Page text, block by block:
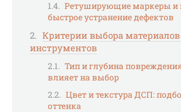
Ретуширующие маркеры и
быстрое устранение дефектов
Критерии выбора
инструментов
Тип и глубина
влияет на выбор
Цвет и текстура ДСП:
оттенка